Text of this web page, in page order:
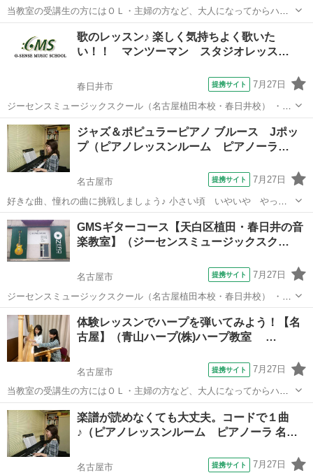
当教室の受講生の方にはＯＬ・主婦の方など、大人になってからハー
プをはじめたかたも少なくありません。もちろん、小さなお子さんも
いらっしゃいます。プライベートレッスンの各コースでは、受講生そ
れぞれのレベル・ニーズに合わせてレッス...
名古屋市 その他
歌のレッスン♪ 楽しく気持ちよく歌いた
い！！ マンツーマン スタジオレッス…
春日井市 提携サイト 7月27日
ジーセンスミュージックスクール（名古屋植田本校・春日井校） ・美
容と健康の為に、腹式呼吸をマスターしてみたい。 ・人前に出て話す
とき、緊張して声が出ない。 ・何か気軽に新しい趣味を持ちたい。 ・
カラオケで格好よく歌いたい。...
愛知 春日井市 ボーカル
ジャズ＆ポピュラーピアノ ブルース Jポッ
プ（ピアノレッスンルーム ピアノーラ…
名古屋市 提携サイト 7月27日
好きな曲、憧れの曲に挑戦しましょう♪ 小さい頃 いやいや やって
いた練習曲ではなく 素敵なジャズの曲やポップスにチャレンジ。 アレ
ンジやコードのお勉強も出来ます。 弾き語りに挑戦される生徒さんも
たくさんいらっしゃいます。
愛知 名古屋市 ピアノ
GMSギターコース【天白区植田・春日井の音
楽教室】（ジーセンスミュージックスク…
名古屋市 提携サイト 7月27日
ジーセンスミュージックスクール（名古屋植田本校・春日井校） ・と
にかく音楽を楽しみたい！ ・スキルの壁を感じている。 ・自分の音楽
にさらに磨きをかけたい！ ・何か新しいことを始めてみたい！ あなた
も音楽レッスン始めてみま...
愛知 名古屋市
体験レッスンでハープを弾いてみよう！【名
古屋】（青山ハープ(株)ハープ教室 …
名古屋市 提携サイト 7月27日
当教室の受講生の方にはＯＬ・主婦の方など、大人になってからハー
プをはじめたかたも少なくありません。もちろん、小さなお子さんも
いらっしゃいます。プライベートレッスンの各コースでは、受講生そ
れぞれのレベル・ニーズに合わせてレッス...
愛知 名古屋市 その他
楽譜が読めなくても大丈夫。コードで１曲
♪（ピアノレッスンルーム ピアノーラ 名…
名古屋市 提携サイト 7月27日